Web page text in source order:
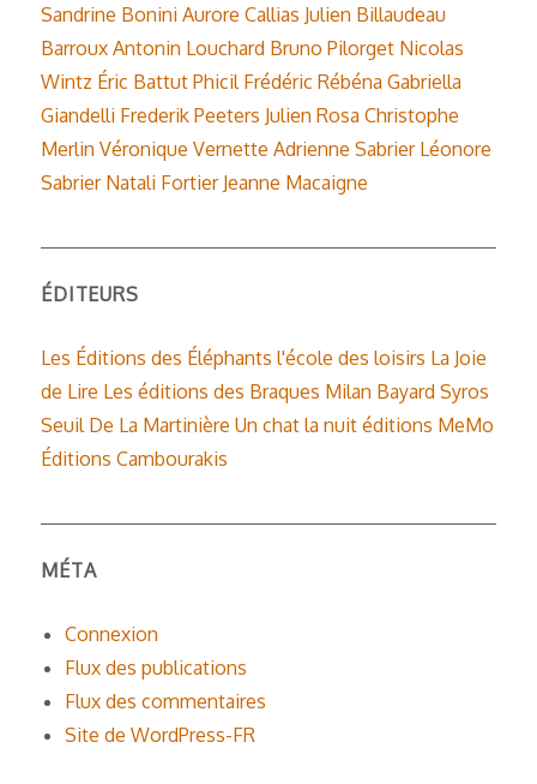
Sandrine Bonini Aurore Callias Julien Billaudeau
Barroux Antonin Louchard Bruno Pilorget Nicolas
Wintz Éric Battut Phicil Frédéric Rébéna Gabriella
Giandelli Frederik Peeters Julien Rosa Christophe
Merlin Véronique Vernette Adrienne Sabrier Léonore
Sabrier Natali Fortier Jeanne Macaigne
ÉDITEURS
Les Éditions des Éléphants l'école des loisirs La Joie
de Lire Les éditions des Braques Milan Bayard Syros
Seuil De La Martinière Un chat la nuit éditions MeMo
Éditions Cambourakis
MÉTA
Connexion
Flux des publications
Flux des commentaires
Site de WordPress-FR